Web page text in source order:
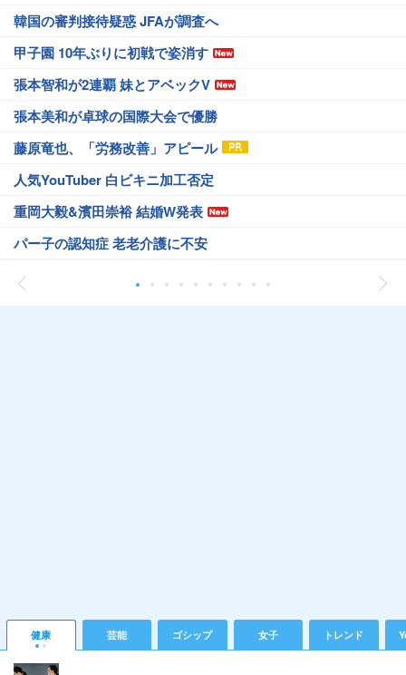
韓国の審判接待疑惑 JFAが調査へ
甲子園 10年ぶりに初戦で姿消す
張本智和が2連覇 妹とアベックV
張本美和が卓球の国際大会で優勝
藤原竜也、「労務改善」アピール
人気YouTuber 白ビキニ加工否定
重岡大毅&濱田崇裕 結婚W発表
パー子の認知症 老老介護に不安
健康 芸能 ゴシップ 女子 トレンド